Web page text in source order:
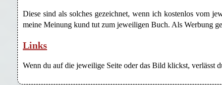
Diese sind als solches gezeichnet, wenn ich kostenlos vom
meine Meinung kund tut zum jeweiligen Buch. Als Werbung
Links
Wenn du auf die jeweilige Seite oder das Bild klickst, verlässt